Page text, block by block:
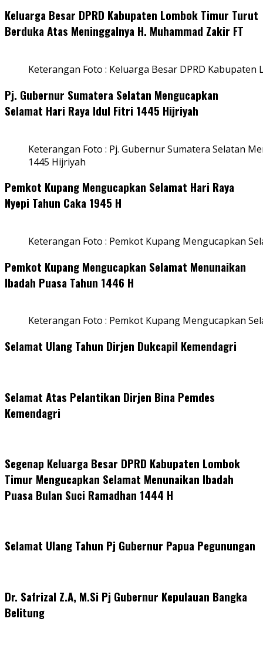
Keluarga Besar DPRD Kabupaten Lombok Timur Turut
Berduka Atas Meninggalnya H. Muhammad Zakir FT
Keterangan Foto : Keluarga Besar DPRD
Pj. Gubernur Sumatera Selatan Mengucapkan
Selamat Hari Raya Idul Fitri 1445 Hijriyah
Keterangan Foto : Pj. Gubernur Sumatera Selatan
1445 Hijriyah
Pemkot Kupang Mengucapkan Selamat Hari Raya
Nyepi Tahun Caka 1945 H
Keterangan Foto : Pemkot Kupang Mengucapkan
Pemkot Kupang Mengucapkan Selamat Menunaikan
Ibadah Puasa Tahun 1446 H
Keterangan Foto : Pemkot Kupang Mengucapkan
Selamat Ulang Tahun Dirjen Dukcapil Kemendagri
Selamat Atas Pelantikan Dirjen Bina Pemdes
Kemendagri
Segenap Keluarga Besar DPRD Kabupaten Lombok
Timur Mengucapkan Selamat Menunaikan Ibadah
Puasa Bulan Suci Ramadhan 1444 H
Selamat Ulang Tahun Pj Gubernur Papua Pegunungan
Dr. Safrizal Z.A, M.Si Pj Gubernur Kepulauan Bangka
Belitung